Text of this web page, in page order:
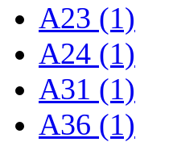
A23 (1)
A24 (1)
A31 (1)
A36 (1)